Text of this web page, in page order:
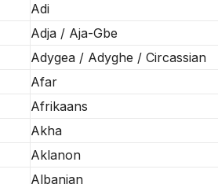
Adi
Adja / Aja-Gbe
Adygea / Adyghe / Circassian
Afar
Afrikaans
Akha
Aklanon
Albanian